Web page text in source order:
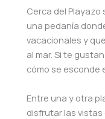
Cerca del
una pedanía
vacacionales y
al mar. Si te
cómo se esconde
Entre una y otra
disfrutar las vistas